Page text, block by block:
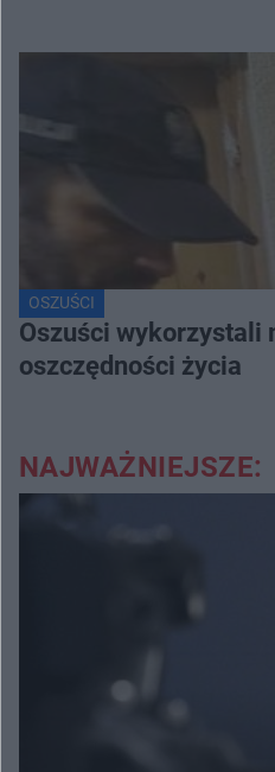
OSZUŚCI
Oszuści wykorzystali
oszczędności życia
NAJWAŻNIEJSZE: